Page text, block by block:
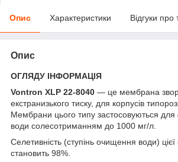
Опис Характеристики Відгуки про
Опис
ОГЛЯДУ ІНФОРМАЦІЯ
Vontron XLP 22-8040 — це мембрана
екстранизького тиску, для корпусів
Мембрани цього типу застосовуються
води солесотриманням до 1000 мг/л.
Селетивність (ступінь очищення води)
становить 98%.